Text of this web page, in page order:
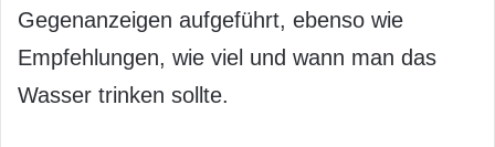
Gegenanzeigen aufgeführt, ebenso wie
Empfehlungen, wie viel und wann man das
Wasser trinken sollte.